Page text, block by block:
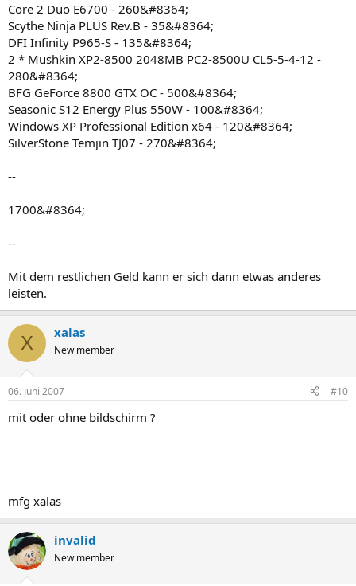
Core 2 Duo E6700 - 260&#8364;
Scythe Ninja PLUS Rev.B - 35&#8364;
DFI Infinity P965-S - 135&#8364;
2 * Mushkin XP2-8500 2048MB PC2-8500U CL5-5-4-12 -
280&#8364;
BFG GeForce 8800 GTX OC - 500&#8364;
Seasonic S12 Energy Plus 550W - 100&#8364;
Windows XP Professional Edition x64 - 120&#8364;
SilverStone Temjin TJ07 - 270&#8364;
--
1700&#8364;
--
Mit dem restlichen Geld kann er sich dann etwas anderes
leisten.
X xalas
New member
06. Juni 2007 #10
mit oder ohne bildschirm ?
mfg xalas
invalid
New member